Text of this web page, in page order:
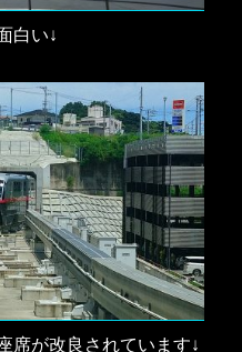
白い↓
席が改良されています↓